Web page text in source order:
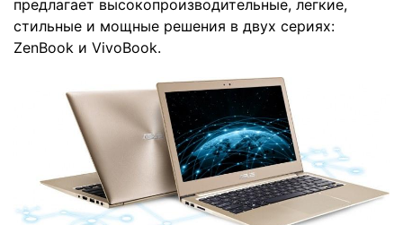
предлагает высокопроизводительные, легкие,
стильные и мощные решения в двух сериях:
ZenBook и VivoBook.